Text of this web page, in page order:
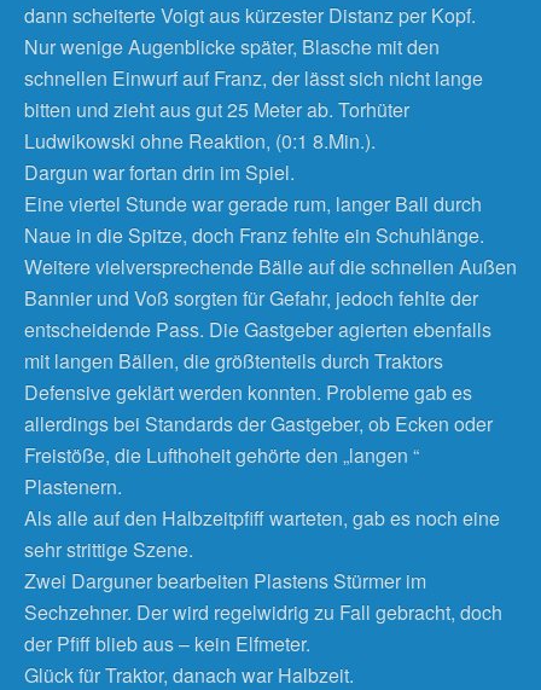
dann scheiterte Voigt aus kürzester Distanz per Kopf.
Nur wenige Augenblicke später, Blasche mit den
schnellen Einwurf auf Franz, der lässt sich nicht lange
bitten und zieht aus gut 25 Meter ab. Torhüter
Ludwikowski ohne Reaktion, (0:1 8.Min.).
Dargun war fortan drin im Spiel.
Eine viertel Stunde war gerade rum, langer Ball durch
Naue in die Spitze, doch Franz fehlte ein Schuhlänge.
Weitere vielversprechende Bälle auf die schnellen Außen
Bannier und Voß sorgten für Gefahr, jedoch fehlte der
entscheidende Pass. Die Gastgeber agierten ebenfalls
mit langen Bällen, die größtenteils durch Traktors
Defensive geklärt werden konnten. Probleme gab es
allerdings bei Standards der Gastgeber, ob Ecken oder
Freistöße, die Lufthoheit gehörte den „langen “
Plastenern.
Als alle auf den Halbzeitpfiff warteten, gab es noch eine
sehr strittige Szene.
Zwei Darguner bearbeiten Plastens Stürmer im
Sechzehner. Der wird regelwidrig zu Fall gebracht, doch
der Pfiff blieb aus – kein Elfmeter.
Glück für Traktor, danach war Halbzeit.